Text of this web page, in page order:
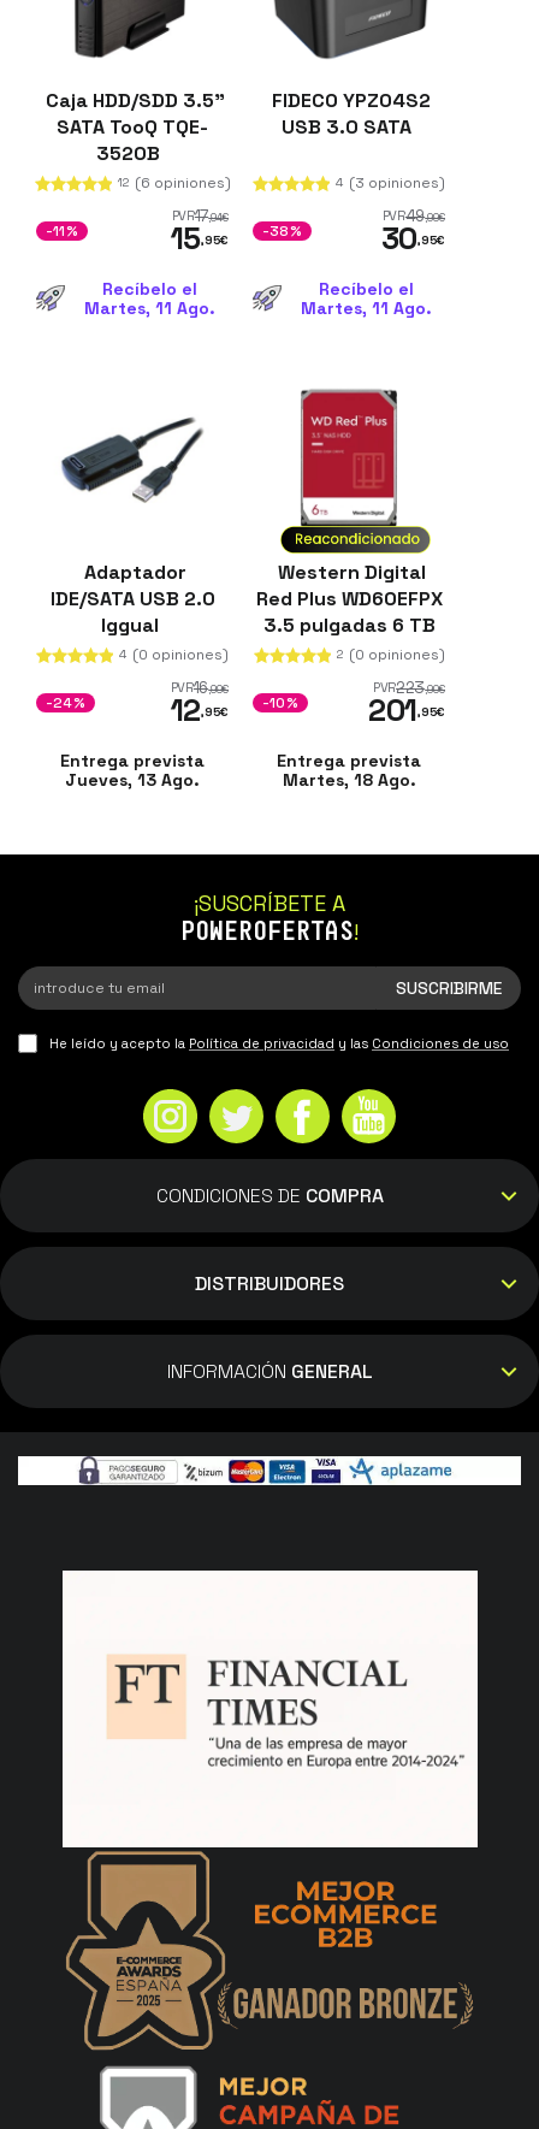
Caja HDD/SDD 3.5"
SATA TooQ TQE-
3520B
12 (6 opiniones)
PVR17,94€
15,95€
-11%
Recíbelo el
Martes, 11 Ago.
FIDECO YPZ04S2
USB 3.0 SATA
4 (3 opiniones)
PVR49,99€
30,95€
-38%
Recíbelo el
Martes, 11 Ago.
Adaptador
IDE/SATA USB 2.0
Iggual
4 (0 opiniones)
PVR16,99€
12,95€
-24%
Entrega prevista
Jueves, 13 Ago.
Western Digital
Red Plus WD60EFPX
3.5 pulgadas 6 TB
SATA HDD
2 (0 opiniones)
PVR223,90€
201,95€
-10%
Entrega prevista
Martes, 18 Ago.
¡SUSCRÍBETE A
POWEROFERTAS!
He leído y acepto la Política de privacidad y las Condiciones de uso
CONDICIONES DE COMPRA
DISTRIBUIDORES
INFORMACIÓN GENERAL